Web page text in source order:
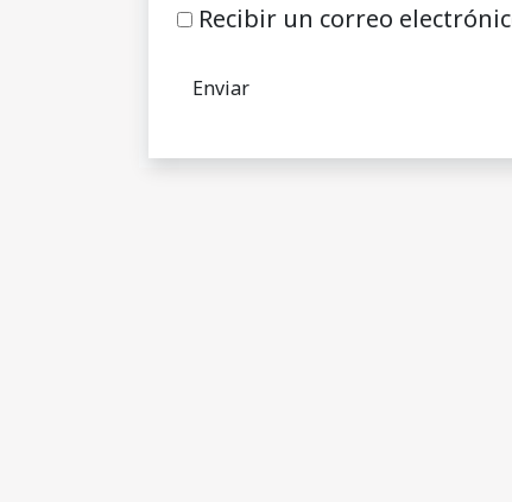
Recibir un correo